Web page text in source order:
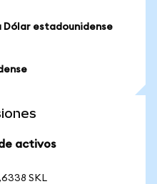
Dólar estadounidense
activos
SKL